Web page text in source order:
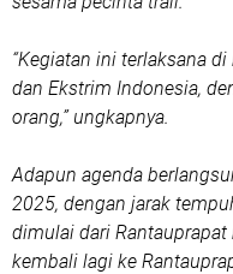
“Kegiatan ini terlaksana
dan Ekstrim Indonesia,
orang,” ungkapnya.
Adapun agenda
2025, dengan jarak
dimulai dari
kembali lagi ke